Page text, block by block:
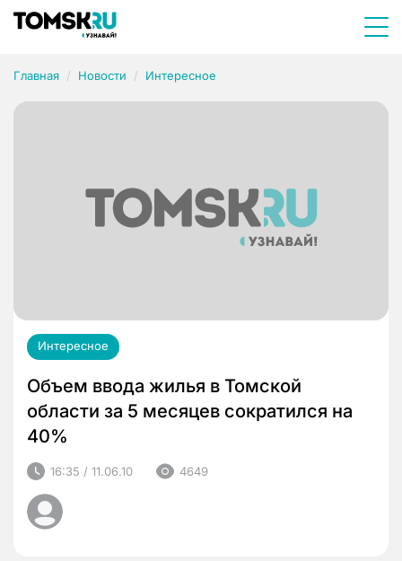
Главная Новости Интересное
Интересное
Объем ввода жилья в Томской
области за 5 месяцев сократился на
40%
16:35 / 11.06.10 4649